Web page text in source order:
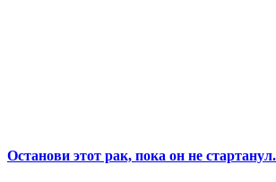
Останови этот рак, пока он не